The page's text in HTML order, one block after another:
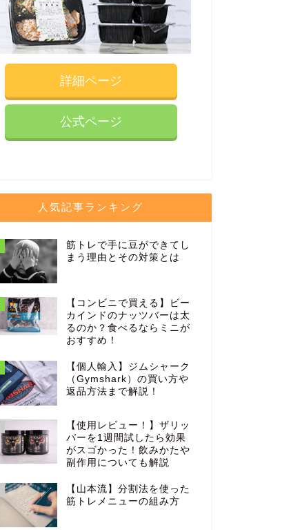
詳細ページ
公式ページ
人気記事ランキング
筋トレで手に豆ができてし
まう理由とその対策とは
【コンビニで買える】ビー
カインドのナッツバーは太
るのか？食べるならミニが
おすすめ！
【個人輸入】ジムシャーク
（Gymshark）の買い方や
返品方法まで解説！
【使用レビュー！】ザリッ
パーを1週間試したら効果
がスゴかった！飲みかたや
副作用についても解説
【山本流】分割法を使った
筋トレメニューの組み方